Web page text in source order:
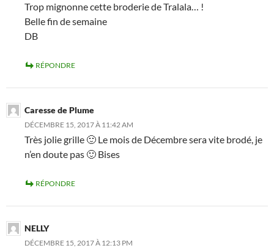
Trop mignonne cette broderie de Tralala… !
Belle fin de semaine
DB
RÉPONDRE
Caresse de Plume
DÉCEMBRE 15, 2017 À 11:42 AM
Très jolie grille 🙂 Le mois de Décembre sera vite brodé, je
n’en doute pas 🙂 Bises
RÉPONDRE
NELLY
DÉCEMBRE 15, 2017 À 12:13 PM